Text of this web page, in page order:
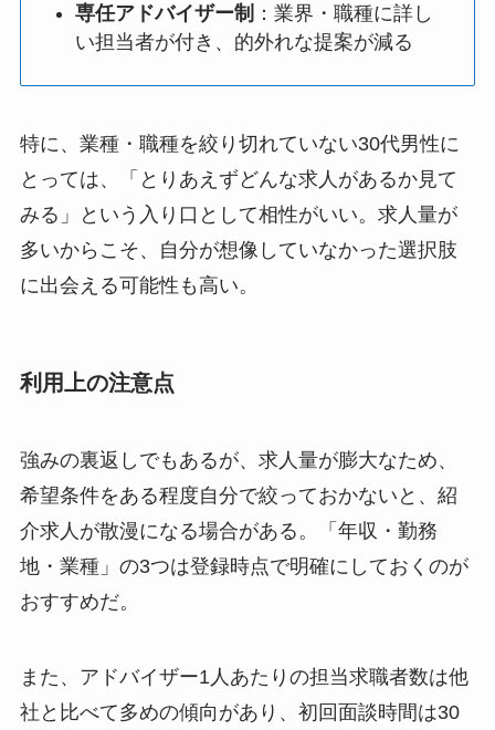
専任アドバイザー制 ：業界・職種に詳し
い担当者が付き、的外れな提案が減る
特に、業種・職種を絞り切れていない30代男性に
とっては、「とりあえずどんな求人があるか見て
みる」という入り口として相性がいい。求人量が
多いからこそ、自分が想像していなかった選択肢
に出会える可能性も高い。
利用上の注意点
強みの裏返しでもあるが、求人量が膨大なため、
希望条件をある程度自分で絞っておかないと、紹
介求人が散漫になる場合がある。「年収・勤務
地・業種」の3つは登録時点で明確にしておくのが
おすすめだ。
また、アドバイザー1人あたりの担当求職者数は他
社と比べて多めの傾向があり、初回面談時間は30